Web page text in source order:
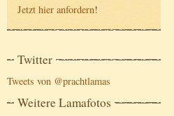
Jetzt hier anfordern!
Twitter
Tweets von @prachtlamas
Weitere Lamafotos